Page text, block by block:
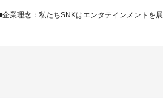
企業理念：私たちSNKはエンタテインメントを